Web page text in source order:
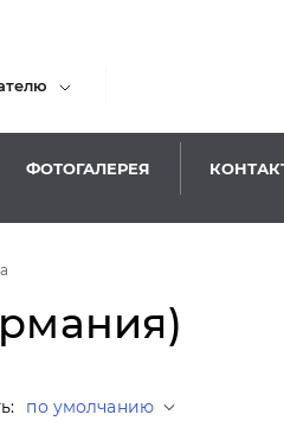
ФОТОГАЛЕРЕЯ
по умолчанию